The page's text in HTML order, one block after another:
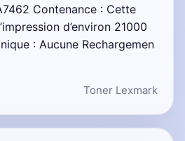
Contenance : Cette
d’environ 21000
: Aucune Rechargemen
Toner Lexmark